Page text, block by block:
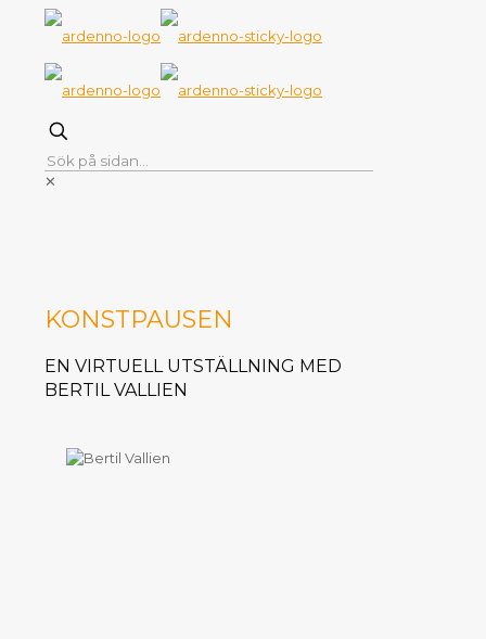
✕
KONSTPAUSEN
EN VIRTUELL UTSTÄLLNING MED
BERTIL VALLIEN